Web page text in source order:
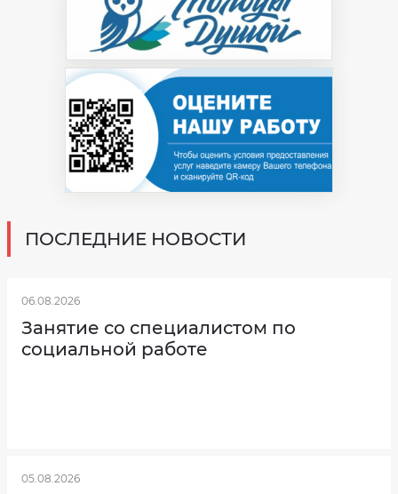
ПОСЛЕДНИЕ НОВОСТИ
06.08.2026
Занятие со специалистом по
социальной работе
05.08.2026